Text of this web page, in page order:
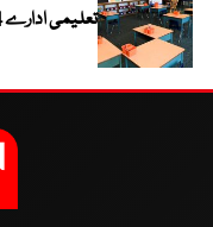
تعلیمی ادارے 24 اگست تک بند رہیں گے، رانا سکندر حیات